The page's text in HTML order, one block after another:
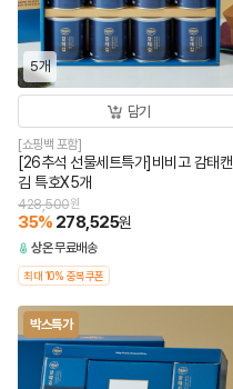
5개
담기
[쇼핑백 포함]
[26추석 선물세트특가]비비고 감태캔
김 특호X5개
428,500원
35% 278,525원
상온무료배송
최대 10% 중복쿠폰
박스특가